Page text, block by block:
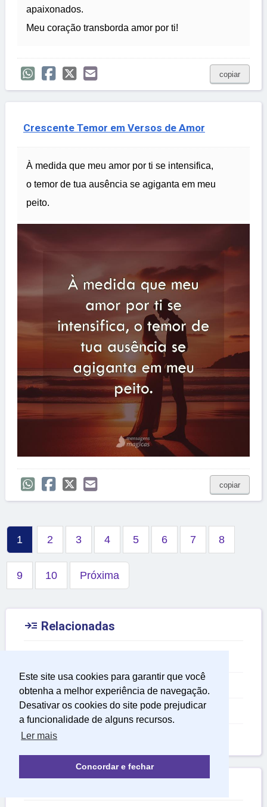
Este site usa cookies para garantir que você
obtenha a melhor experiência de navegação.
Desativar os cookies do site pode prejudicar
a funcionalidade de alguns recursos.
Ler mais
Concordar e fechar
apaixonados.
Meu coração transborda amor por ti!
copiar
Crescente Temor em Versos de Amor
À medida que meu amor por ti se intensifica,
o temor de tua ausência se agiganta em meu
peito.
copiar
1 2 3 4 5 6 7 8
9 10 Próxima
 Relacionadas
Poemas de Amor Curtos
Poemas de Amor para Namorada
Poemas de Amor para Namorado